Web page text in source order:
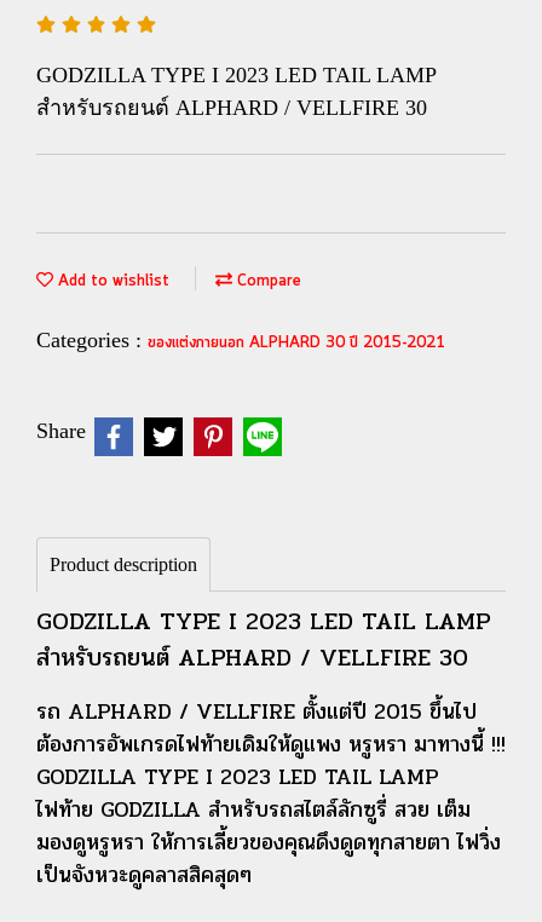
GODZILLA TYPE I 2023 LED TAIL LAMP
สำหรับรถยนต์ ALPHARD / VELLFIRE 30
Add to wishlist Compare
Categories : ของแต่งภายนอก ALPHARD 30 ปี 2015-2021
Share
Product description
GODZILLA TYPE I 2023 LED TAIL LAMP
สำหรับรถยนต์ ALPHARD / VELLFIRE 30
รถ ALPHARD / VELLFIRE ตั้งแต่ปี 2015 ขึ้นไป
ต้องการอัพเกรดไฟท้ายเดิมให้ดูแพง หรูหรา มาทางนี้ !!!
GODZILLA TYPE I 2023 LED TAIL LAMP
ไฟท้าย GODZILLA สำหรับรถสไตล์ลักซูรี่ สวย เต็ม
มองดูหรูหรา ให้การเลี้ยวของคุณดึงดูดทุกสายตา ไฟวิ่ง
เป็นจังหวะดูคลาสสิคสุดๆ